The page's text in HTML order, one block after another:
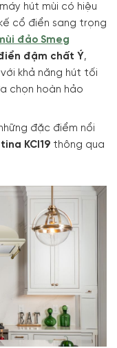
hút mùi có hiệu
cổ điển sang trọng
đảo Smeg
đậm chất Ý,
với khả năng hút tối
chọn hoàn hảo
đặc điểm nổi
KCI19 thông qua